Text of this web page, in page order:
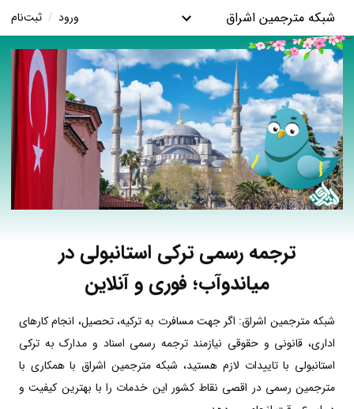
شبکه مترجمین اشراق ورود / ثبت‌نام
ترجمه رسمی ترکی استانبولی در
میاندوآب؛ فوری و آنلاین
شبکه مترجمین اشراق: اگر جهت مسافرت به ترکیه، تحصیل، انجام کارهای
اداری، قانونی و حقوقی نیازمند ترجمه رسمی اسناد و مدارک به ترکی
استانبولی با تاییدات لازم هستید، شبکه مترجمین اشراق با همکاری با
مترجمین رسمی در اقصی نقاط کشور این خدمات را با بهترین کیفیت و